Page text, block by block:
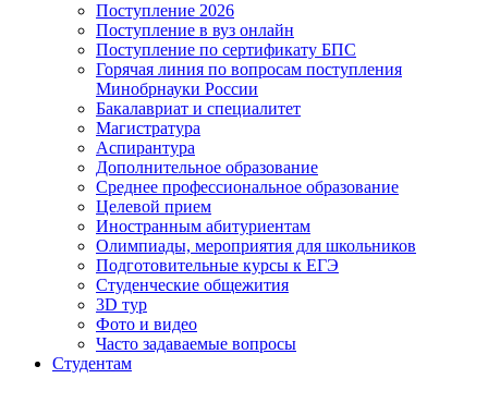
Поступление 2026
Поступление в вуз онлайн
Поступление по сертификату БПС
Горячая линия по вопросам поступления
Минобрнауки России
Бакалавриат и специалитет
Магистратура
Аспирантура
Дополнительное образование
Среднее профессиональное образование
Целевой прием
Иностранным абитуриентам
Олимпиады, мероприятия для школьников
Подготовительные курсы к ЕГЭ
Студенческие общежития
3D тур
Фото и видео
Часто задаваемые вопросы
Студентам